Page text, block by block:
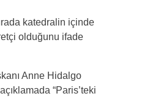
katedralin içinde
olduğunu ifade
Anne Hidalgo
“Paris’teki